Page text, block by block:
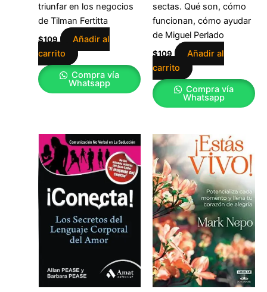
triunfar en los negocios
de Tilman Fertitta
$109
Añadir al
carrito
Compra vía
Whatsapp
sectas. Qué son, cómo
funcionan, cómo ayudar
de Miguel Perlado
$109
Añadir al
carrito
Compra vía
Whatsapp